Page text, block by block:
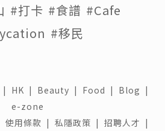
#打卡 #食譜 #Cafe
#移民
| HK | Beauty | Food | Blog |
e-zone
使用條款 | 私隱政策 | 招聘人才 |